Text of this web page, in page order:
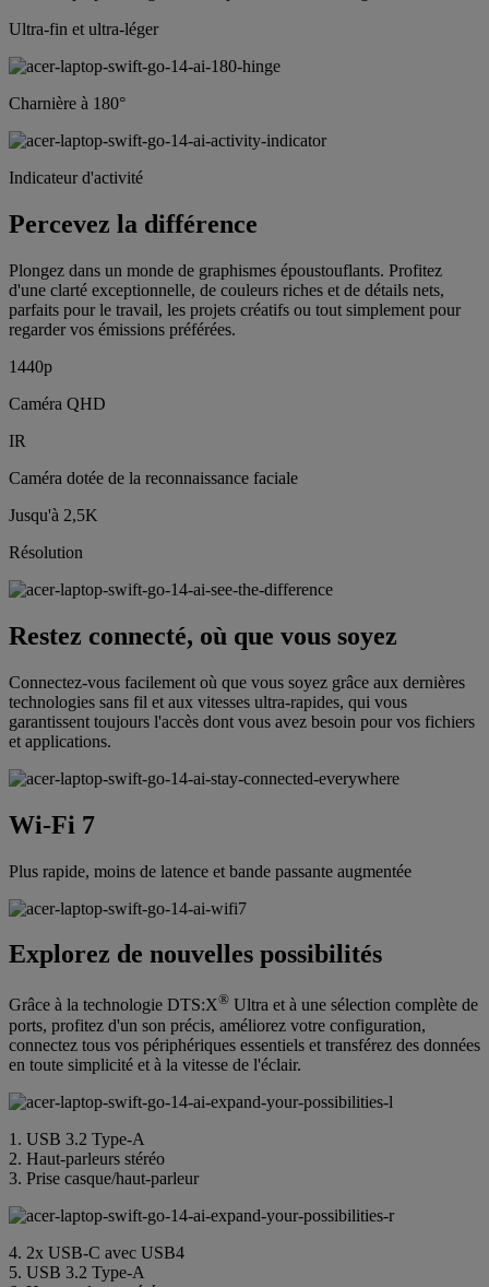
Ultra-fin et ultra-léger
Charnière à 180°
Indicateur d'activité
Percevez la différence
Plongez dans un monde de graphismes époustouflants. Profitez
d'une clarté exceptionnelle, de couleurs riches et de détails nets,
parfaits pour le travail, les projets créatifs ou tout simplement pour
regarder vos émissions préférées.
1440p
Caméra QHD
IR
Caméra dotée de la reconnaissance faciale
Jusqu'à 2,5K
Résolution
Restez connecté, où que vous soyez
Connectez-vous facilement où que vous soyez grâce aux dernières
technologies sans fil et aux vitesses ultra-rapides, qui vous
garantissent toujours l'accès dont vous avez besoin pour vos fichiers
et applications.
Wi-Fi 7
Plus rapide, moins de latence et bande passante augmentée
Explorez de nouvelles possibilités
Grâce à la technologie DTS:X® Ultra et à une sélection complète de
ports, profitez d'un son précis, améliorez votre configuration,
connectez tous vos périphériques essentiels et transférez des données
en toute simplicité et à la vitesse de l'éclair.
1. USB 3.2 Type-A
2. Haut-parleurs stéréo
3. Prise casque/haut-parleur
4. 2x USB-C avec USB4
5. USB 3.2 Type-A